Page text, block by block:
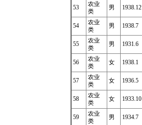
53
农业
类
男 1938.12
54
农业
类
男 1938.7
55
农业
类
男 1931.6
56
农业
类
女 1938.1
57
农业
类
女 1936.5
58
农业
类
女 1933.10
59
农业
类
男 1934.7